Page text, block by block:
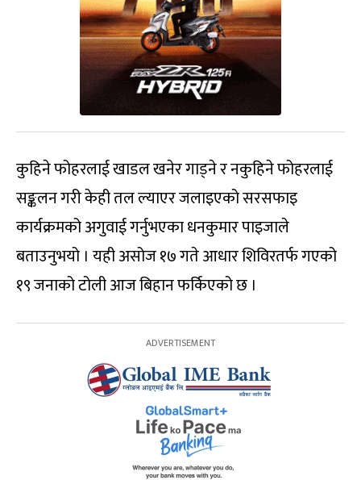
कुहिने फोहरलाई खाडल खनेर गाड्ने र नकुहिने फोहरलाई
सङ्कलन गरी केही तल ल्याएर जलाइएको सरसफाइ
कार्यक्रमको अगुवाई गर्नुभएका धनकुमार पाइजाले
बताउनुभयो । यही असोज १७ गते आधार शिविरतर्फ गएको
१९ जनाको टोली आज बिहान फर्किएको छ ।